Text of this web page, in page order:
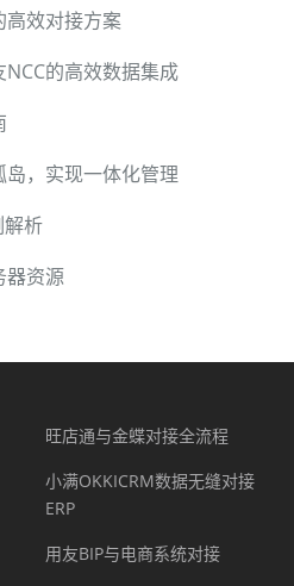
高效对接方案
的高效数据集成
，实现一体化管理
析
器资源
旺店通与金蝶对接全流程
小满OKKICRM数据无缝对接
ERP
用友BIP与电商系统对接